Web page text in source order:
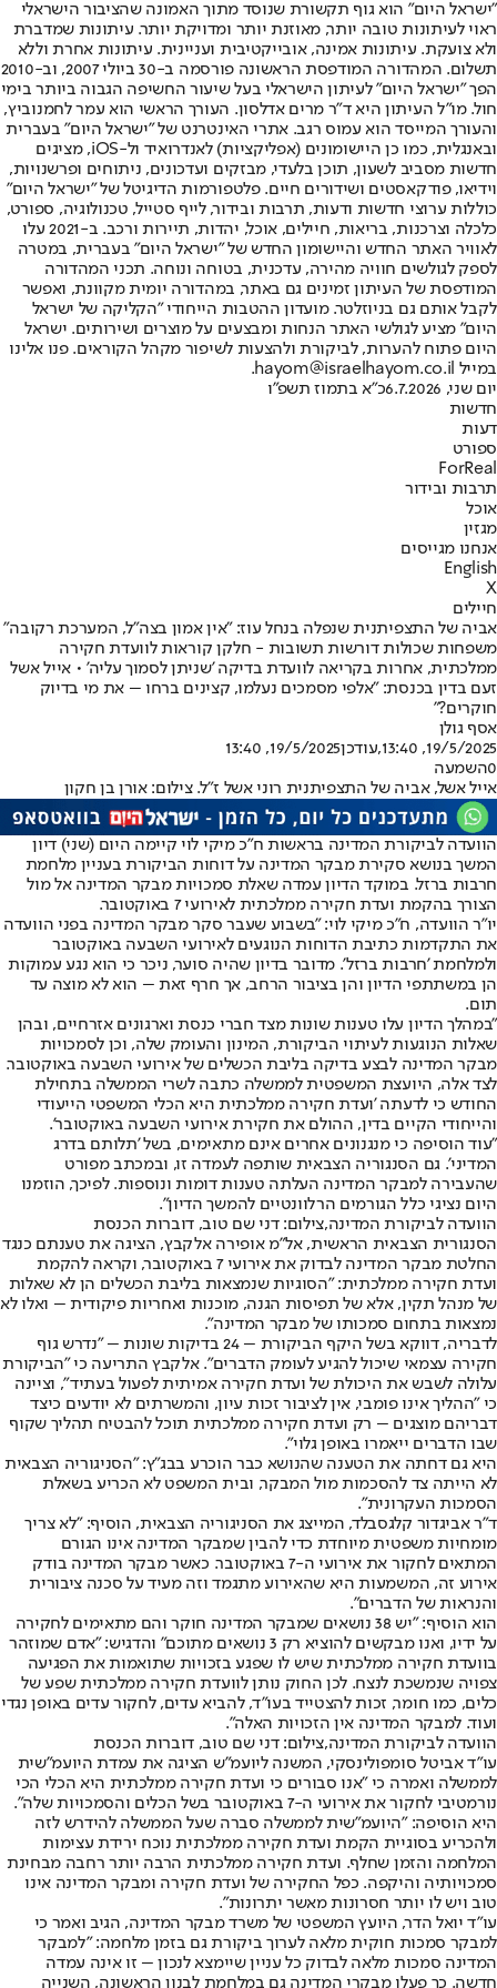
"ישראל היום" הוא גוף תקשורת שנוסד מתוך האמונה שהציבור הישראלי
ראוי לעיתונות טובה יותר, מאוזנת יותר ומדויקת יותר. עיתונות שמדברת
ולא צועקת. עיתונות אמינה, אובייקטיבית ועניינית. עיתונות אחרת וללא
תשלום. המהדורה המודפסת הראשונה פורסמה ב-30 ביולי 2007, וב-2010
הפך "ישראל היום" לעיתון הישראלי בעל שיעור החשיפה הגבוה ביותר בימי
חול. מו"ל העיתון היא ד"ר מרים אדלסון. העורך הראשי הוא עמר לחמנוביץ,
והעורך המייסד הוא עמוס רגב. אתרי האינטרנט של "ישראל היום" בעברית
ובאנגלית, כמו כן היישומונים (אפליקציות) לאנדרואיד ול-iOS, מציגים
חדשות מסביב לשעון, תוכן בלעדי, מבזקים ועדכונים, ניתוחים ופרשנויות,
וידיאו, פודקאסטים ושידורים חיים. פלטפורמות הדיגיטל של "ישראל היום"
כוללות ערוצי חדשות ודעות, תרבות ובידור, לייף סטייל, טכנולוגיה, ספורט,
כלכלה וצרכנות, בריאות, חיילים, אוכל, יהדות, תיירות ורכב. ב-2021 עלו
לאוויר האתר החדש והיישומון החדש של "ישראל היום" בעברית, במטרה
לספק לגולשים חוויה מהירה, עדכנית, בטוחה ונוחה. תכני המהדורה
המודפסת של העיתון זמינים גם באתר, במהדורה יומית מקוונת, ואפשר
לקבל אותם גם בניוזלטר. מועדון ההטבות הייחודי "הקליקה של ישראל
היום" מציע לגולשי האתר הנחות ומבצעים על מוצרים ושירותים. ישראל
היום פתוח להערות, לביקורת ולהצעות לשיפור מקהל הקוראים. פנו אלינו
במייל hayom@israelhayom.co.il.
יום שני, 6.7.2026
כ"א בתמוז תשפ"ו
חדשות
דעות
ספורט
ForReal
תרבות ובידור
אוכל
מגזין
אנחנו מגייסים
English
X
חיילים
אביה של התצפיתנית שנפלה בנחל עוז: "אין אמון בצה"ל, המערכת רקובה"
משפחות שכולות דורשות תשובות - חלקן קוראות לוועדת חקירה
ממלכתית, אחרות בקריאה לוועדת בדיקה 'שניתן לסמוך עליה' • אייל אשל
זעם בדין בכנסת: "אלפי מסמכים נעלמו, קצינים ברחו – את מי בדיוק
חוקרים?"
אסף גולן
19/5/2025, 13:40
,עודכן19/5/2025, 13:40
0השמעה
אייל אשל, אביה של התצפיתנית רוני אשל ז"ל. צילום: אורן בן חקון
הוועדה לביקורת המדינה בראשות ח"כ מיקי לוי קיימה היום (שני) דיון
המשך בנושא סקירת מבקר המדינה על דוחות הביקורת בעניין מלחמת
חרבות ברזל. במוקד הדיון עמדה שאלת סמכויות מבקר המדינה אל מול
הצורך בהקמת ועדת חקירה ממלכתית לאירועי 7 באוקטובר.
יו"ר הוועדה, ח"כ מיקי לוי: "‏בשבוע שעבר סקר מבקר המדינה בפני הוועדה
את התקדמות כתיבת הדוחות הנוגעים לאירועי השבעה באוקטובר
ולמלחמת 'חרבות ברזל'. מדובר בדיון שהיה סוער, ניכר כי הוא נגע עמוקות
הן במשתתפי הדיון והן בציבור הרחב, אך חרף זאת – הוא לא מוצה עד
תום.
"במהלך הדיון עלו טענות שונות מצד חברי כנסת וארגונים אזרחיים, ובהן
שאלות הנוגעות לעיתוי הביקורת, המינון והעומק שלה, וכן לסמכויות
מבקר המדינה לבצע בדיקה בליבת הכשלים של אירועי השבעה באוקטובר.
לצד אלה, היועצת המשפטית לממשלה כתבה לשרי הממשלה בתחילת
החודש כי לדעתה 'ועדת חקירה ממלכתית היא הכלי המשפטי הייעודי
והייחודי הקיים בדין, ההולם את חקירת אירועי השבעה באוקטובר'.
"עוד הוסיפה כי מנגנונים אחרים אינם מתאימים, בשל 'תלותם בדרג
המדיני'. גם הסנגוריה הצבאית שותפה לעמדה זו, ובמכתב מפורט
שהעבירה למבקר המדינה העלתה טענות דומות ונוספות. לפיכך, הוזמנו
היום נציגי כלל הגורמים הרלוונטיים להמשך הדיון".
הוועדה לביקורת המדינה,צילום: דני שם טוב, דוברות הכנסת
הסנגורית הצבאית הראשית, אל״מ אופירה אלקבץ, הציגה את טענתם כנגד
החלטת מבקר המדינה לבדוק את אירועי 7 באוקטובר, וקראה להקמת
ועדת חקירה ממלכתית: "הסוגיות שנמצאות בליבת הכשלים הן לא שאלות
של מנהל תקין, אלא של תפיסות הגנה, מוכנות ואחריות פיקודית – ואלו לא
נמצאות בתחום סמכותו של מבקר המדינה".
לדבריה, דווקא בשל היקף הביקורת – 24 בדיקות שונות – "נדרש גוף
חקירה עצמאי שיכול להגיע לעומק הדברים". אלקבץ התריעה כי "הביקורת
עלולה לשבש את היכולת של ועדת חקירה אמיתית לפעול בעתיד", וציינה
כי "ההליך אינו פומבי, אין לציבור זכות עיון, והמשרתים לא יודעים כיצד
דבריהם מוצגים – רק ועדת חקירה ממלכתית תוכל להבטיח תהליך שקוף
שבו הדברים ייאמרו באופן גלוי".
היא גם דחתה את הטענה שהנושא כבר הוכרע בבג"ץ: "הסניגוריה הצבאית
לא הייתה צד להסכמות מול המבקר, ובית המשפט לא הכריע בשאלת
הסמכות העקרונית".
ד"ר אביגדור קלגסבלד, המייצג את הסניגוריה הצבאית, הוסיף: "לא צריך
מומחיות משפטית מיוחדת כדי להבין שמבקר המדינה אינו הגורם
המתאים לחקור את אירועי ה-7 באוקטובר. כאשר מבקר המדינה בודק
אירוע זה, המשמעות היא שהאירוע מתגמד וזה מעיד על סכנה ציבורית
והנראות של הדברים".
הוא הוסיף: "יש 38 נושאים שמבקר המדינה חוקר והם מתאימים לחקירה
על ידיו, ואנו מבקשים להוציא רק 3 נושאים מתוכם" והדגיש: "אדם שמוזהר
בוועדת חקירה ממלכתית שיש לו שפגע בזכויות שתואמות את הפגיעה
צפויה שנמשכת לנצח. לכן החוק נותן לוועדת חקירה ממלכתית שפע של
כלים, כמו חומר, זכות להצטייד בעו"ד, להביא עדים, לחקור עדים באופן נגדי
ועוד. למבקר המדינה אין הזכויות האלה".
הוועדה לביקורת המדינה,צילום: דני שם טוב, דוברות הכנסת
עו"ד אביטל סומפולינסקי, המשנה ליועמ"ש הציגה את עמדת היועמ"שית
לממשלה ואמרה כי "אנו סבורים כי ועדת חקירה ממלכתית היא הכלי הכי
נורמטיבי לחקור את אירועי ה-7 באוקטובר בשל הכלים והסמכויות שלה".
היא הוסיפה: "היועמ"שית לממשלה סברה שעל הממשלה להידרש לזה
ולהכריע בסוגיית הקמת ועדת חקירה ממלכתית נוכח ירידת עצימות
המלחמה והזמן שחלף. ועדת חקירה ממלכתית הרבה יותר רחבה מבחינת
סמכויותיה והיקפה. כפל החקירה של ועדת חקירה ומבקר המדינה אינו
טוב ויש לו יותר חסרונות מאשר יתרונות".
עו"ד יואל הדר, היועץ המשפטי של משרד מבקר המדינה, הגיב ואמר כי
למבקר סמכות חוקית מלאה לערוך ביקורת גם בזמן מלחמה: "למבקר
המדינה סמכות מלאה לבדוק כל עניין שיימצא לנכון – זו אינה עמדה
חדשה. כך פעלו מבקרי המדינה גם במלחמת לבנון הראשונה, השנייה